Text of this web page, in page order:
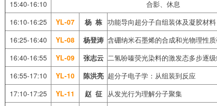
15:40-16:10
合影、休息
16:10-16:25
YL-07 杨 栋 功能导向超分子自组装体及凝胶材料
16:25-16:40
YL-08 杨登涛 含硼纳米石墨烯的合成和光物理性
16:40-16:55
YL-09 张志云 二氢吩嗪荧光染料的激发态多步逐
16:55-17:10
YL-10 陈洪亮 超分子电子学：从组装到反应
17:10-17:25
YL-11 赵 征 从发光行为理解分子聚集